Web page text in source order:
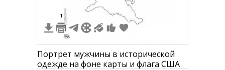
1
Портрет мужчины в исторической
одежде на фоне карты и флага СШA